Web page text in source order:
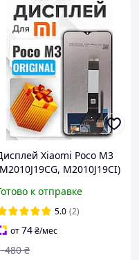
Xiaomi Poco M3
M2010J19CI)
на Ксиоми Поко М3
к отправке
5.0 (2)
от74₴/мес
480 ₴